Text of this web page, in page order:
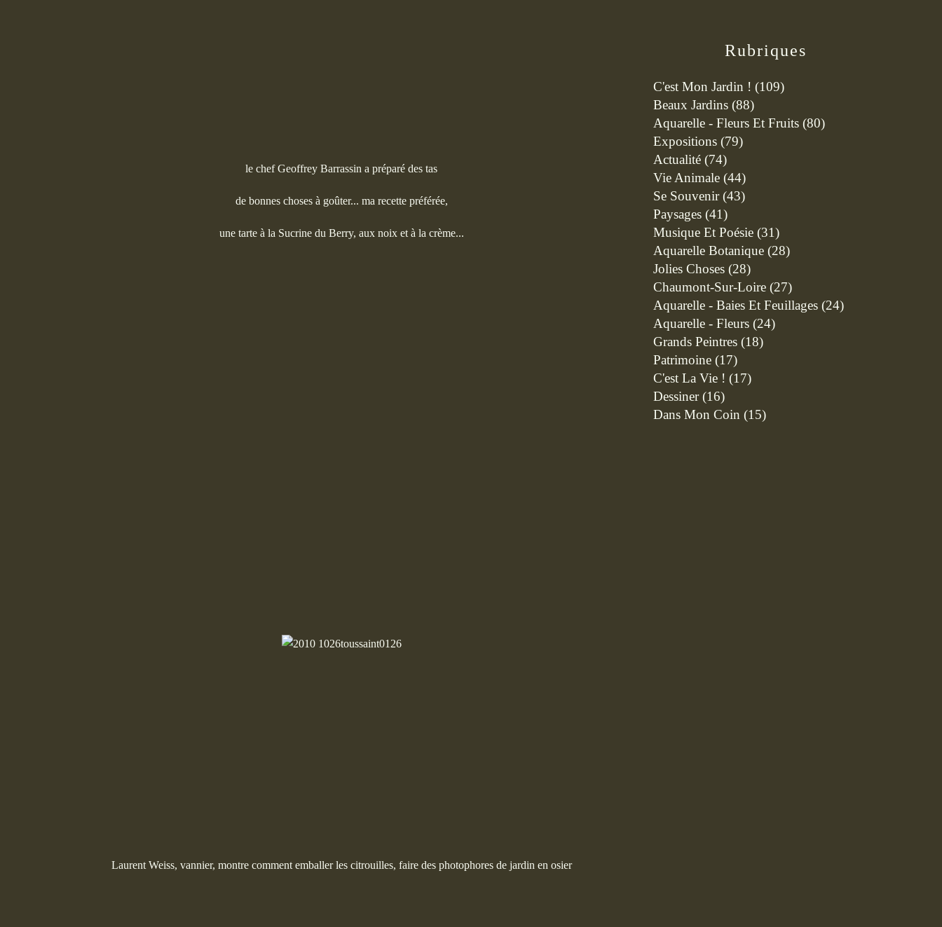
le chef Geoffrey Barrassin a préparé des tas
de bonnes choses à goûter... ma recette préférée,
une tarte à la Sucrine du Berry, aux noix et à la crème...
Laurent Weiss, vannier, montre comment emballer les citrouilles, faire des photophores de jardin en osier
Rubriques
C'est Mon Jardin ! (109)
Beaux Jardins (88)
Aquarelle - Fleurs Et Fruits (80)
Expositions (79)
Actualité (74)
Vie Animale (44)
Se Souvenir(43)
Paysages (41)
Musique Et Poésie (31)
Aquarelle Botanique (28)
Jolies Choses (28)
Chaumont-Sur-Loire (27)
Aquarelle - Baies Et Feuillages (24)
Aquarelle - Fleurs (24)
Grands Peintres (18)
Patrimoine (17)
C'est La Vie ! (17)
Dessiner(16)
Dans Mon Coin (15)